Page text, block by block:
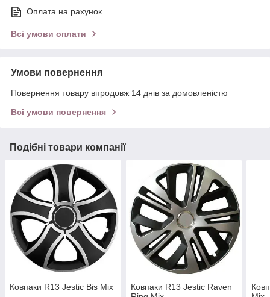
Оплата на рахунок
Всі умови оплати
Умови повернення
Повернення товару впродовж 14 днів за домовленістю
Всі умови повернення
Подібні товари компанії
Ковпаки R13 Jestic Bis Mix
Ковпаки R13 Jestic Raven